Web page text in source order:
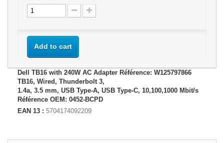
Add to cart
Dell TB16 with 240W AC Adapter Référence: W125797866
TB16, Wired, Thunderbolt 3,
1.4a, 3.5 mm, USB Type-A, USB Type-C, 10,100,1000 Mbit/s
Référence OEM: 0452-BCPD
EAN 13 : 5704174092209